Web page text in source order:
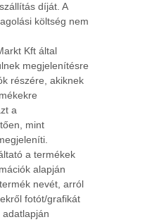
díját. A
költség nem
Kft által
megjelenítésre
részére, akiknek
a
mint
a termékek
alapján
nevét, arról
fotót/grafikát
adatlapján